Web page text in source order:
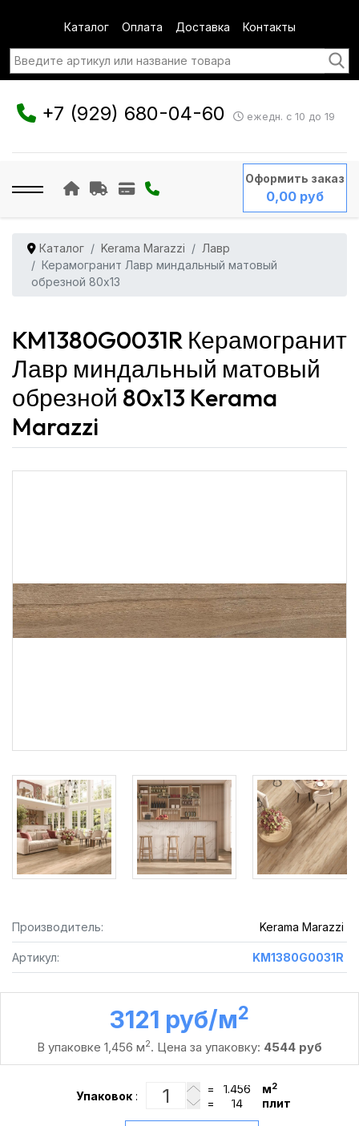
Каталог Оплата Доставка Контакты
+7 (929) 680-04-60 ежедн. с 10 до 19
Оформить заказ
0,00 руб
Каталог Kerama Marazzi
Лавр
Керамогранит Лавр миндальный матовый
обрезной 80x13
KM1380G0031R Керамогранит
Лавр миндальный матовый
обрезной 80x13 Kerama
Marazzi
Производитель: Kerama Marazzi
Артикул: KM1380G0031R
3121 руб /м2
В упаковке 1,456 м2. Цена за упаковку: 4544 руб
Упаковок :
= м2
= плит